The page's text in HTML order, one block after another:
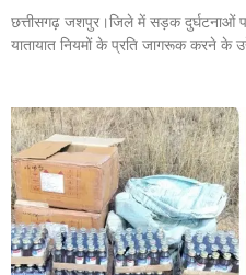
छत्तीसगढ़ जशपुर।जिले में सड़क दुर्घटनाओं
यातायात नियमों के प्रति जागरूक करने के